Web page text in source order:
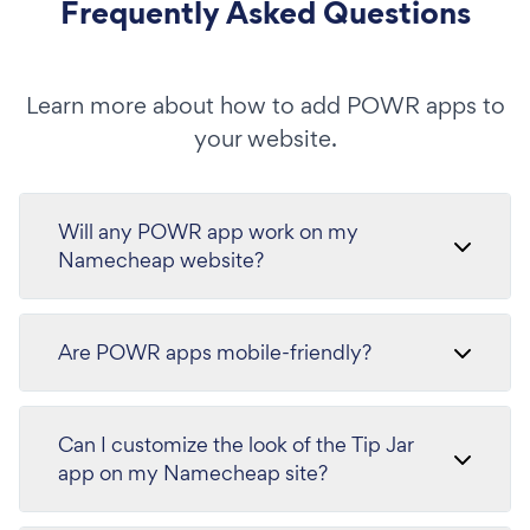
Frequently Asked Questions
Learn more about how to add POWR apps to
your website.
Will any POWR app work on my
Namecheap website?
Are POWR apps mobile-friendly?
Can I customize the look of the Tip Jar
app on my Namecheap site?